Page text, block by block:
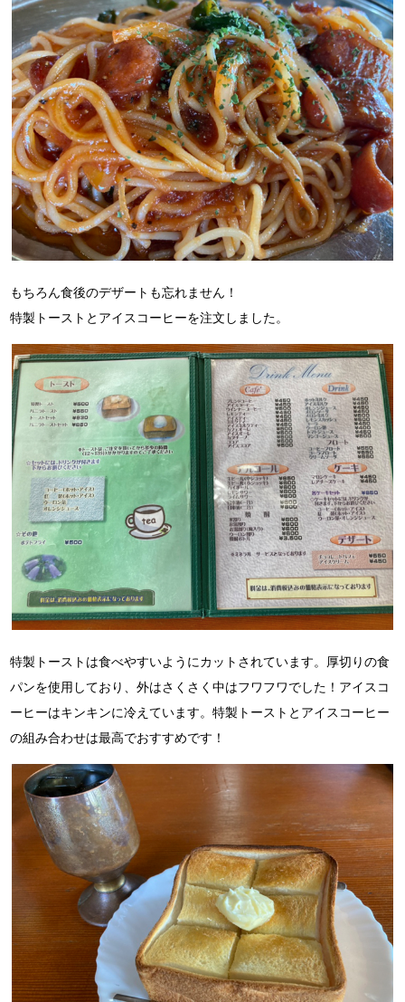
もちろん食後のデザートも忘れません！
特製トーストとアイスコーヒーを注文しました。
特製トーストは食べやすいようにカットされています。 厚切りの食
パンを使用しており、外はさくさく中はフワフワでした！ アイスコ
ーヒーはキンキンに冷えています。特製トーストとアイスコーヒー
の組み合わせは最高でおすすめです！